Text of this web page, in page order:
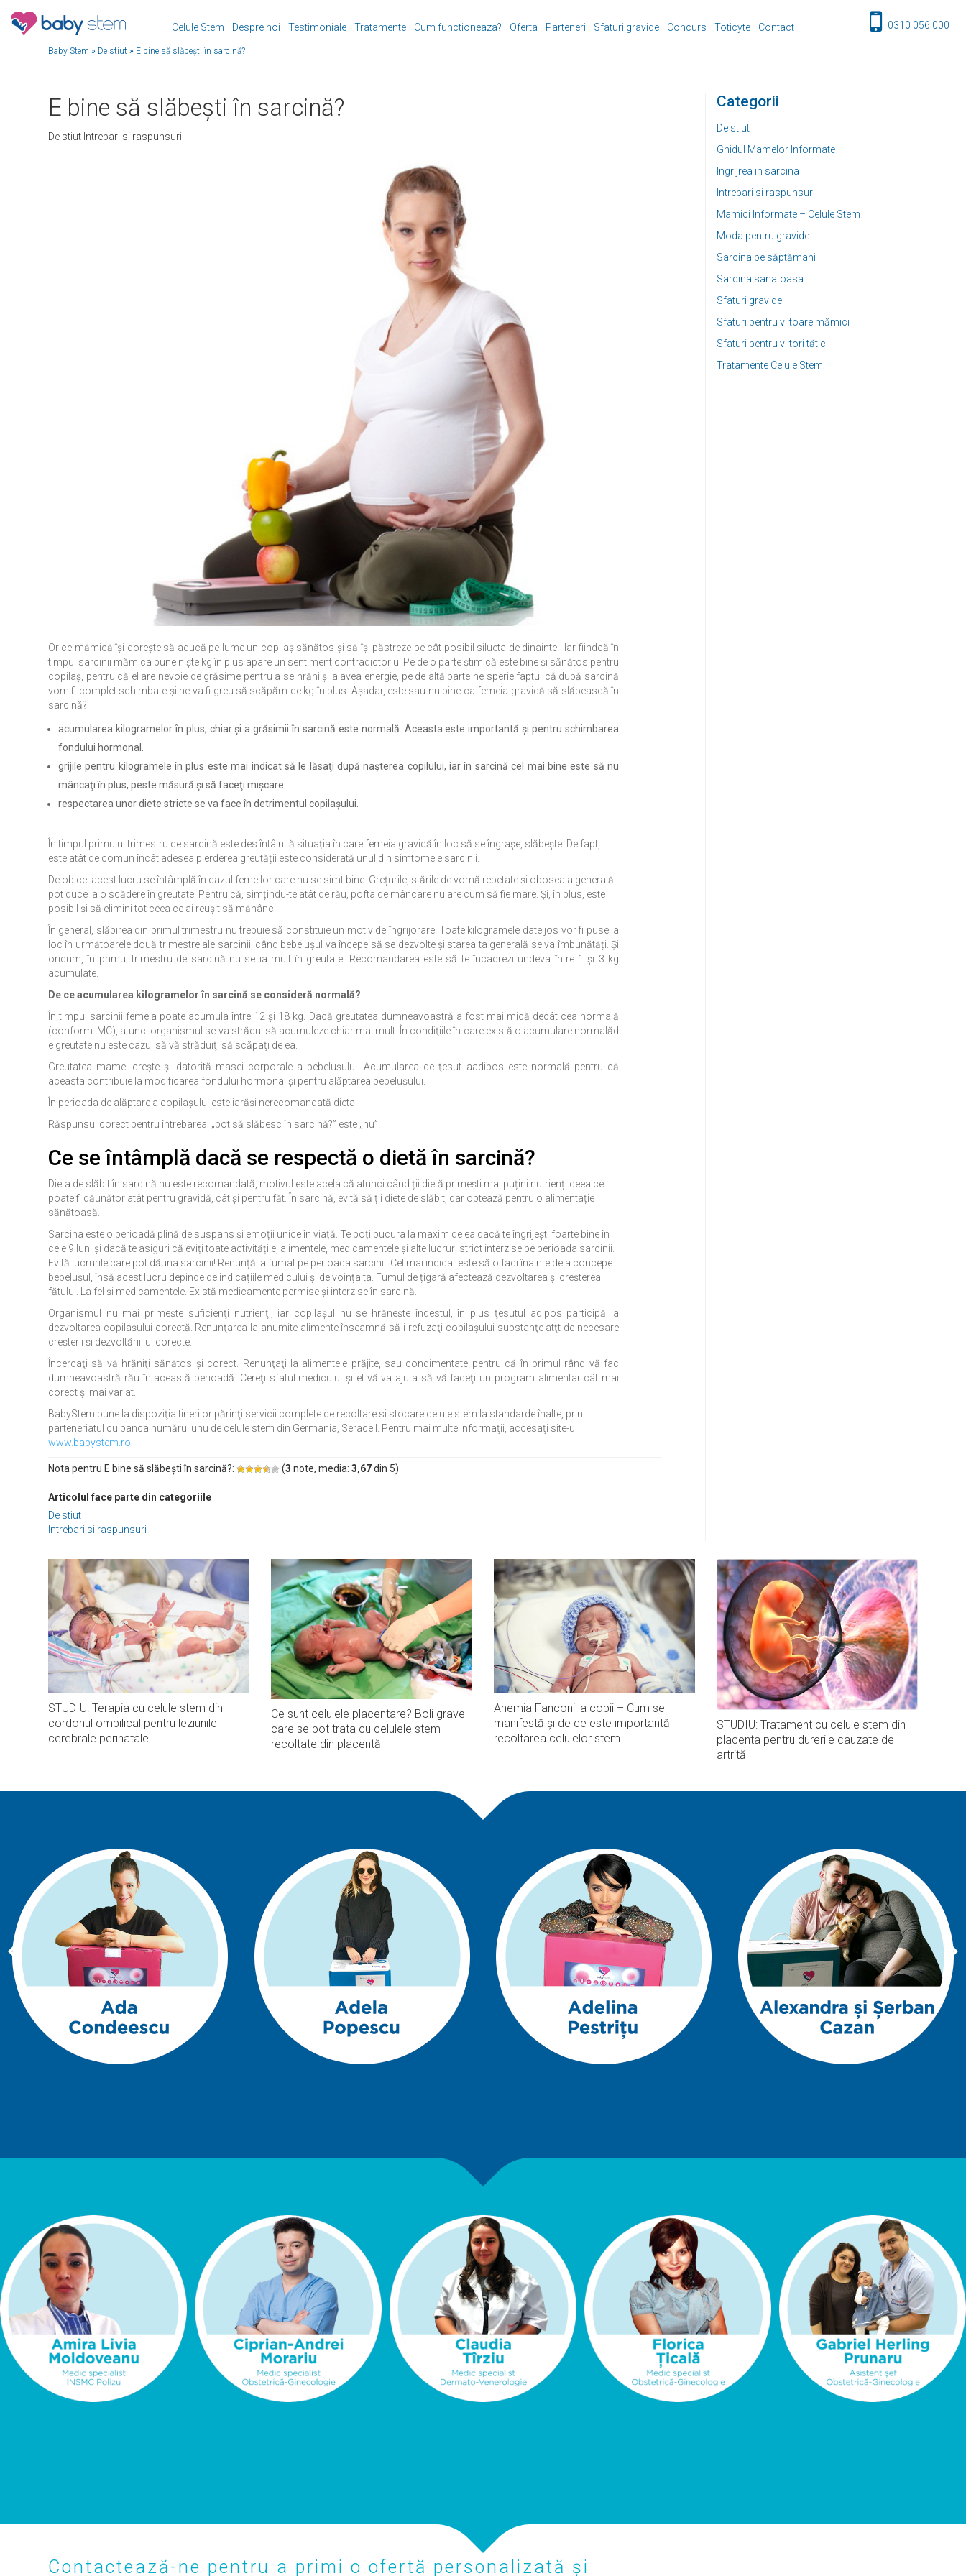
Celule Stem Despre noi Testimoniale Tratamente Cum functioneaza? Oferta Parteneri Sfaturi gravide Concurs Toticyte Contact 0310 056 000
Baby Stem » De stiut » E bine să slăbeşti în sarcină?
Categorii
De stiut
Ghidul Mamelor Informate
Ingrijrea in sarcina
Intrebari si raspunsuri
Mamici Informate – Celule Stem
Moda pentru gravide
Sarcina pe săptămani
Sarcina sanatoasa
Sfaturi gravide
Sfaturi pentru viitoare mămici
Sfaturi pentru viitori tătici
Tratamente Celule Stem
E bine să slăbeşti în sarcină?
De stiut Intrebari si raspunsuri
Orice mămică îşi doreşte să aducă pe lume un copilaş sănătos şi să îşi păstreze pe cât posibil silueta de dinainte. Iar fiindcă în
timpul sarcinii mămica pune nişte kg în plus apare un sentiment contradictoriu. Pe de o parte ştim că este bine şi sănătos pentru
copilaş, pentru că el are nevoie de grăsime pentru a se hrăni şi a avea energie, pe de altă parte ne sperie faptul că după sarcină
vom fi complet schimbate şi ne va fi greu să scăpăm de kg în plus. Aşadar, este sau nu bine ca femeia gravidă să slăbească în
sarcină?
acumularea kilogramelor în plus, chiar şi a grăsimii în sarcină este normală. Aceasta este importantă şi pentru schimbarea
fondului hormonal.
grijile pentru kilogramele în plus este mai indicat să le lăsaţi după naşterea copilului, iar în sarcină cel mai bine este să nu
mâncaţi în plus, peste măsură şi să faceţi mişcare.
respectarea unor diete stricte se va face în detrimentul copilaşului.
În timpul primului trimestru de sarcină este des întâlnită situația în care femeia gravidă în loc să se îngrașe, slăbește. De fapt,
este atât de comun încât adesea pierderea greutății este considerată unul din simtomele sarcinii.
De obicei acest lucru se întâmplă în cazul femeilor care nu se simt bine. Grețurile, stările de vomă repetate și oboseala generală
pot duce la o scădere în greutate. Pentru că, simțindu-te atât de rău, pofta de mâncare nu are cum să fie mare. Și, în plus, este
posibil și să elimini tot ceea ce ai reușit să mănânci.
În general, slăbirea din primul trimestru nu trebuie să constituie un motiv de îngrijorare. Toate kilogramele date jos vor fi puse la
loc în următoarele două trimestre ale sarcinii, când bebelușul va începe să se dezvolte și starea ta generală se va îmbunătăți. Și
oricum, în primul trimestru de sarcină nu se ia mult în greutate. Recomandarea este să te încadrezi undeva între 1 și 3 kg
acumulate.
De ce acumularea kilogramelor în sarcină se consideră normală?
În timpul sarcinii femeia poate acumula între 12 şi 18 kg. Dacă greutatea dumneavoastră a fost mai mică decât cea normală
(conform IMC), atunci organismul se va strădui să acumuleze chiar mai mult. În condiţiile în care există o acumulare normalăd
e greutate nu este cazul să vă străduiţi să scăpaţi de ea.
Greutatea mamei creşte şi datorită masei corporale a bebeluşului. Acumularea de ţesut aadipos este normală pentru că
aceasta contribuie la modificarea fondului hormonal şi pentru alăptarea bebeluşului.
În perioada de alăptare a copilaşului este iarăşi nerecomandată dieta.
Răspunsul corect pentru întrebarea: „pot să slăbesc în sarcină?” este „nu”!
Ce se întâmplă dacă se respectă o dietă în sarcină?
Dieta de slăbit în sarcină nu este recomandată, motivul este acela că atunci când ții dietă primești mai puțini nutrienți ceea ce
poate fi dăunător atât pentru gravidă, cât și pentru făt. În sarcină, evită să ții diete de slăbit, dar optează pentru o alimentație
sănătoasă.
Sarcina este o perioadă plină de suspans și emoții unice în viață. Te poți bucura la maxim de ea dacă te îngrijești foarte bine în
cele 9 luni și dacă te asiguri că eviți toate activitățile, alimentele, medicamentele și alte lucruri strict interzise pe perioada sarcinii.
Evită lucrurile care pot dăuna sarcinii! Renunță la fumat pe perioada sarcinii! Cel mai indicat este să o faci înainte de a concepe
bebelușul, însă acest lucru depinde de indicațiile medicului și de voința ta. Fumul de țigară afectează dezvoltarea și creșterea
fătului. La fel și medicamentele. Există medicamente permise și interzise în sarcină.
Organismul nu mai primeşte suficienţi nutrienţi, iar copilaşul nu se hrăneşte îndestul, în plus ţesutul adipos participă la
dezvoltarea copilaşului corectă. Renunţarea la anumite alimente înseamnă să-i refuzaţi copilaşului substanţe atţt de necesare
creşterii şi dezvoltării lui corecte.
Încercaţi să vă hrăniţi sănătos şi corect. Renunţaţi la alimentele prăjite, sau condimentate pentru că în primul rând vă fac
dumneavoastră rău în această perioadă. Cereţi sfatul medicului şi el vă va ajuta să vă faceţi un program alimentar cât mai
corect şi mai variat.
BabyStem pune la dispoziţia tinerilor părinţi servicii complete de recoltare si stocare celule stem la standarde înalte, prin
parteneriatul cu banca numărul unu de celule stem din Germania, Seracell. Pentru mai multe informaţii, accesaţi site-ul
www.babystem.ro
Nota pentru E bine să slăbeşti în sarcină?: (3 note, media: 3,67din 5)
Articolul face parte din categoriile
De stiut
Intrebari si raspunsuri
STUDIU: Terapia cu celule stem din
cordonul ombilical pentru leziunile
cerebrale perinatale
Ce sunt celulele placentare? Boli grave
care se pot trata cu celulele stem
recoltate din placentă
Anemia Fanconi la copii – Cum se
manifestă și de ce este importantă
recoltarea celulelor stem
STUDIU: Tratament cu celule stem din
placenta pentru durerile cauzate de
artrită
Contactează-ne pentru a primi o ofertă personalizată și